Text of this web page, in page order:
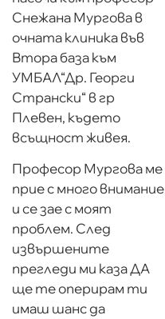
Снежана Мургова в
очната клиника във
Втора база към
УМБАЛ“Др. Георги
Странски“ в гр
Плевен, където
всъщност живея.
Професор Мургова ме
прие с много внимание
и се зае с моят
проблем. След
извършените
прегледи ми каза ДА
ще те оперирам ти
имаш шанс да